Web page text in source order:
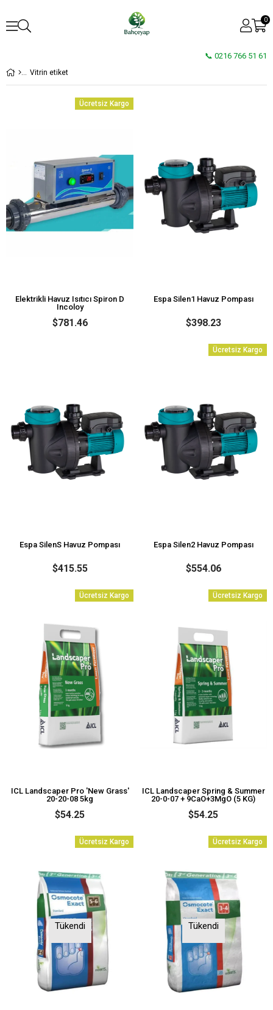
0
📞 0216 766 51 61
Vitrin etiket
Elektrikli Havuz Isıtıcı Spiron D
Incoloy
$781.46
Ücretsiz Kargo
Espa Silen1 Havuz Pompası
$398.23
Espa SilenS Havuz Pompası
$415.55
Espa Silen2 Havuz Pompası
$554.06
Ücretsiz Kargo
ICL Landscaper Pro 'New Grass'
20-20-08 5kg
$54.25
Ücretsiz Kargo
ICL Landscaper Spring & Summer
20-0-07 + 9CaO+3MgO (5 KG)
$54.25
Ücretsiz Kargo
Tükendi
Ücretsiz Kargo
Tükendi
Ücretsiz Kargo